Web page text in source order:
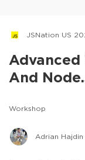
JSNation US
And
Workshop
Adrian Hajdin